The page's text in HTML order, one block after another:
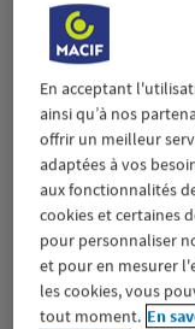
1
9.83 km
3 RUE
29200
4,6/5Note
(532
En acceptant
ainsi qu’à nos
offrir un meilleur
adaptées à vos
aux fonctionnalités
cookies et certaines
pour personnaliser
et pour en mesurer
les cookies, vous
tout moment. En